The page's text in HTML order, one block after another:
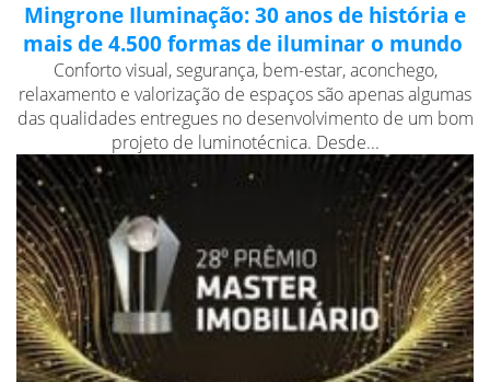
Mingrone Iluminação: 30 anos de história e
mais de 4.500 formas de iluminar o mundo
Conforto visual, segurança, bem-estar, aconchego,
relaxamento e valorização de espaços são apenas algumas
das qualidades entregues no desenvolvimento de um bom
projeto de luminotécnica. Desde...